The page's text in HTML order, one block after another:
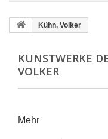
Kühn, Volker
KUNSTWERKE
VOLKER
Mehr